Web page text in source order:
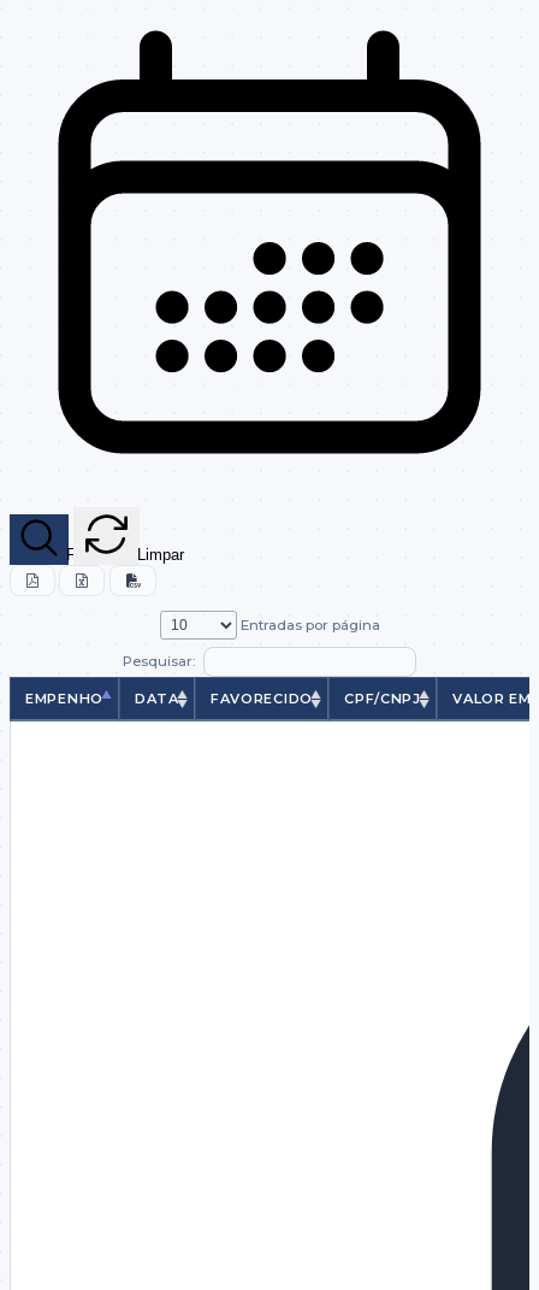
Filtrar Limpar
Entradas por página
Pesquisar:
EMPENHO DATA FAVORECIDO CPF/CNPJ
VALOR
EMPENHO
DATA FAVORECIDO CPF/CNPJ VALOR